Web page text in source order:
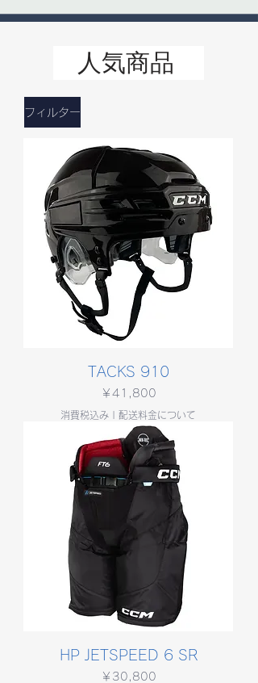
人気商品
フィルター
TACKS 910
価格
￥41,800
消費税込み 配送料金について
HP JETSPEED 6 SR
価格
￥30,800